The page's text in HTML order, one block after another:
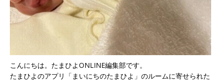
こんにちは。たまひよONLINE編集部です。
たまひよのアプリ「まいにちのたまひよ」のルームに寄せられた